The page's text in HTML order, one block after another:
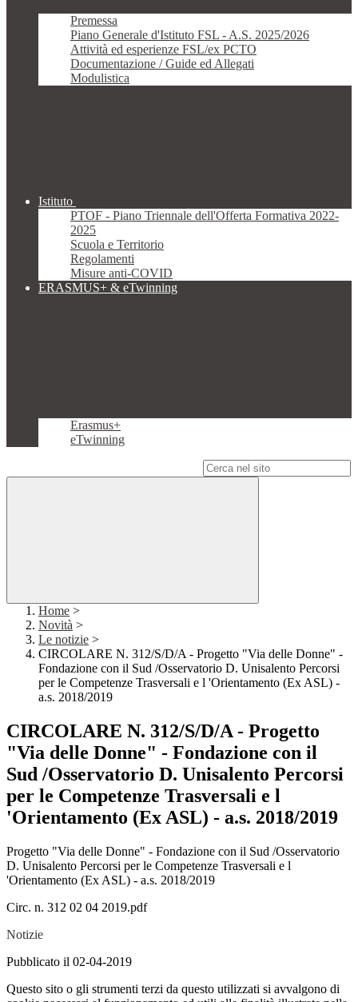
Premessa
Piano Generale d'Istituto FSL - A.S. 2025/2026
Attività ed esperienze FSL/ex PCTO
Documentazione / Guide ed Allegati
Modulistica
Istituto
PTOF - Piano Triennale dell'Offerta Formativa 2022-
2025
Scuola e Territorio
Regolamenti
Misure anti-COVID
ERASMUS+ & eTwinning
Erasmus+
eTwinning
Home >
Novità >
Le notizie >
CIRCOLARE N. 312/S/D/A - Progetto "Via delle Donne" -
Fondazione con il Sud /Osservatorio D. Unisalento Percorsi
per le Competenze Trasversali e l 'Orientamento (Ex ASL) -
a.s. 2018/2019
CIRCOLARE N. 312/S/D/A - Progetto
"Via delle Donne" - Fondazione con il
Sud /Osservatorio D. Unisalento Percorsi
per le Competenze Trasversali e l
'Orientamento (Ex ASL) - a.s. 2018/2019
Progetto "Via delle Donne" - Fondazione con il Sud /Osservatorio
D. Unisalento Percorsi per le Competenze Trasversali e l
'Orientamento (Ex ASL) - a.s. 2018/2019
Circ. n. 312 02 04 2019.pdf
Notizie
Pubblicato il 02-04-2019
Questo sito o gli strumenti terzi da questo utilizzati si avvalgono di